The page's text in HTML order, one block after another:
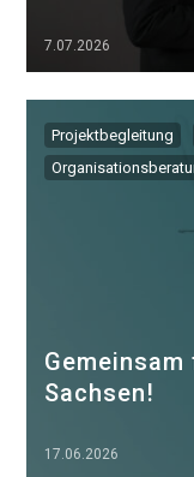
7.07.2026
Projektbegleitung
Sachsen!
17.06.2026